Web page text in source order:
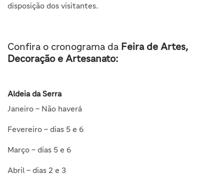
disposição dos visitantes.
Confira o cronograma da Feira de Artes,
Decoração e Artesanato:
Aldeia da Serra
Janeiro – Não haverá
Fevereiro – dias 5 e 6
Março – dias 5 e 6
Abril – dias 2 e 3